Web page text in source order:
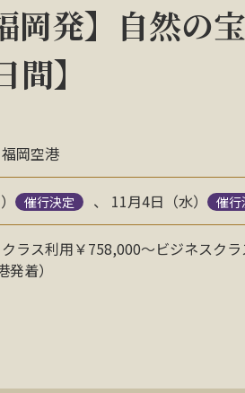
岡発】自然の
】
岡空港
催行決定 、 11月4日（水） 催行
ラス利用￥758,000〜ビジネスクラ
着）